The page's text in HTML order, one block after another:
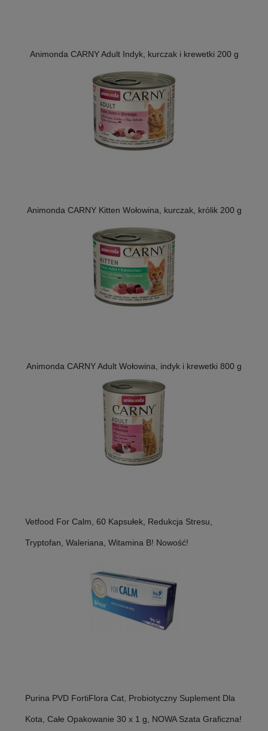
Animonda CARNY Adult Indyk, kurczak i krewetki 200 g
Animonda CARNY Kitten Wołowina, kurczak, królik 200 g
Animonda CARNY Adult Wołowina, indyk i krewetki 800 g
Vetfood For Calm, 60 Kapsułek, Redukcja Stresu,
Tryptofan, Waleriana, Witamina B! Nowość!
Purina PVD FortiFlora Cat, Probiotyczny Suplement Dla
Kota, Całe Opakowanie 30 x 1 g, NOWA Szata Graficzna!